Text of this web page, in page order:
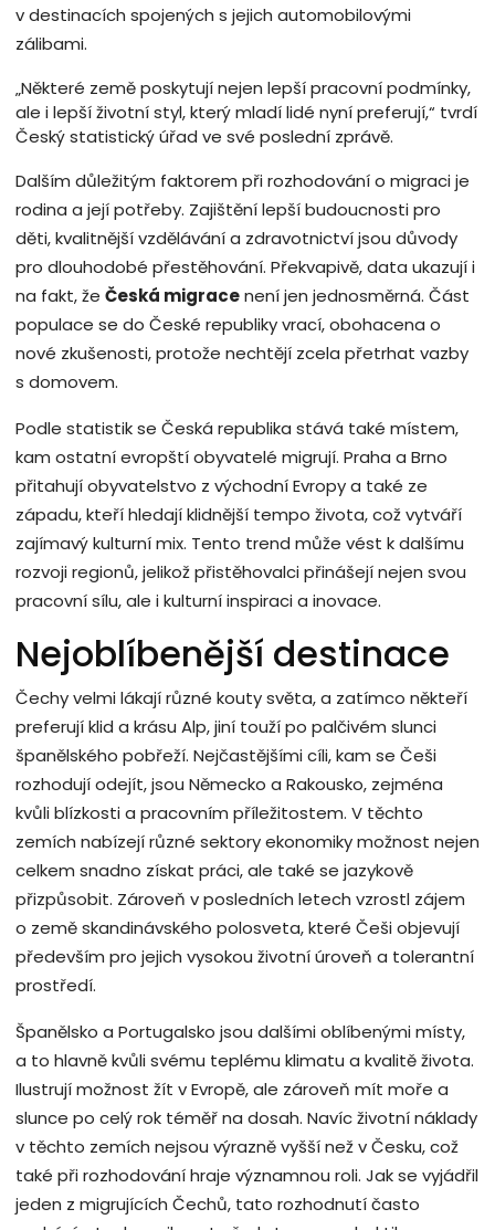
v destinacích spojených s jejich automobilovými
zálibami.
„Některé země poskytují nejen lepší pracovní podmínky,
ale i lepší životní styl, který mladí lidé nyní preferují,“ tvrdí
Český statistický úřad ve své poslední zprávě.
Dalším důležitým faktorem při rozhodování o migraci je
rodina a její potřeby. Zajištění lepší budoucnosti pro
děti, kvalitnější vzdělávání a zdravotnictví jsou důvody
pro dlouhodobé přestěhování. Překvapivě, data ukazují i
na fakt, že Česká migracenení jen jednosměrná. Část
populace se do České republiky vrací, obohacena o
nové zkušenosti, protože nechtějí zcela přetrhat vazby
s domovem.
Podle statistik se Česká republika stává také místem,
kam ostatní evropští obyvatelé migrují. Praha a Brno
přitahují obyvatelstvo z východní Evropy a také ze
západu, kteří hledají klidnější tempo života, což vytváří
zajímavý kulturní mix. Tento trend může vést k dalšímu
rozvoji regionů, jelikož přistěhovalci přinášejí nejen svou
pracovní sílu, ale i kulturní inspiraci a inovace.
Nejoblíbenější destinace
Čechy velmi lákají různé kouty světa, a zatímco někteří
preferují klid a krásu Alp, jiní touží po palčivém slunci
španělského pobřeží. Nejčastějšími cíli, kam se Češi
rozhodují odejít, jsou Německo a Rakousko, zejména
kvůli blízkosti a pracovním příležitostem. V těchto
zemích nabízejí různé sektory ekonomiky možnost nejen
celkem snadno získat práci, ale také se jazykově
přizpůsobit. Zároveň v posledních letech vzrostl zájem
o země skandinávského polosveta, které Češi objevují
především pro jejich vysokou životní úroveň a tolerantní
prostředí.
Španělsko a Portugalsko jsou dalšími oblíbenými místy,
a to hlavně kvůli svému teplému klimatu a kvalitě života.
Ilustrují možnost žít v Evropě, ale zároveň mít moře a
slunce po celý rok téměř na dosah. Navíc životní náklady
v těchto zemích nejsou výrazně vyšší než v Česku, což
také při rozhodování hraje významnou roli. Jak se vyjádřil
jeden z migrujících Čechů, tato rozhodnutí často